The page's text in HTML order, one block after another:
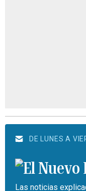
DE LUNES A
Las noticias